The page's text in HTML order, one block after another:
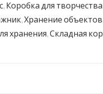
, Коробка для творчества
,Хранение объектов
хранения,Складная